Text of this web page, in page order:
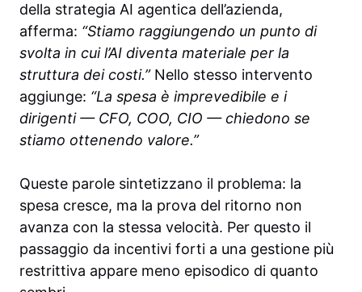
della strategia AI agentica dell’azienda,
afferma: “Stiamo raggiungendo un punto di
svolta in cui l’AI diventa materiale per la
struttura dei costi.”Nello stesso intervento
aggiunge: “La spesa è imprevedibile e i
dirigenti — CFO, COO, CIO — chiedono se
stiamo ottenendo valore.”
Queste parole sintetizzano il problema: la
spesa cresce, ma la prova del ritorno non
avanza con la stessa velocità. Per questo il
passaggio da incentivi forti a una gestione più
restrittiva appare meno episodico di quanto